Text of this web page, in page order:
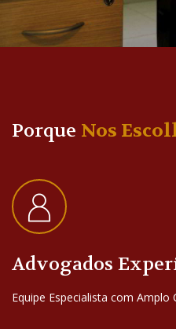
Porque Nos
Advogados
Equipe Especialista com Amplo